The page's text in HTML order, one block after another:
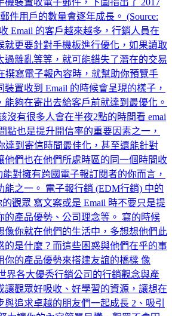
機裝置收電子郵件，下圖指出了 2017
件用戶的數量會逐年成長。 (Source:
Email 的客戶越來越多，行銷人員在
就更要針對手機板進行優化，如果讀取
過雜亂等等，就可能錯失了潛在的交易
撰寫電子報內容時，就幫助你預覽手
置收到 Email 的時候會呈現的樣子，
夠在寄出去給客戶前就達到最優化。
沒有很多人會在半夜2點的時間看 emai
點也是提升開信率的重要因素之一，
達到寄信時間最佳化，甚至還能針對
他們也在他們所處時區的同一個時間收
對擁有跨國電子報訂閱者的你而言，
能之一。 電子報行銷 (EDM行銷) 中的
觀眾 寫文案或是 Email 時不要只是提
的產品優勢、公司理念等。 寫的時候
像你就在他們的生活中，多想想他們此
的是什麼？而這些困惑與他們在乎的事
你的產品優勢來搭建友誼的橋樑 像
界各大優秀行銷公司的行銷觀念與產
讓觀眾好吸收、好學習的資源，讓想在
追求卓越的朋友們一起成長 2、吸引